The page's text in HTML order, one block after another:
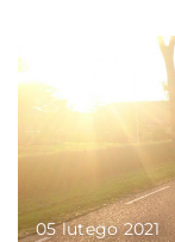
05 lutego 2021